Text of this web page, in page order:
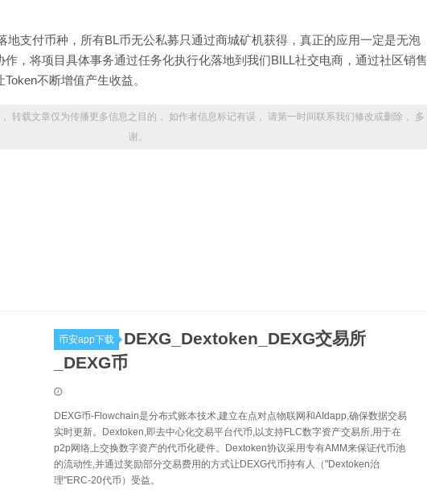
地支付币种，所有BL币无公私募只通过商城矿机获得，真正的应用一定是无泡
，将项目具体事务通过任务化执行化落地到我们BILL社交电商，通过社区销售
不断增值产生收益。
转载文章仅为传播更多信息之目的， 如作者信息标记有误， 请第一时间联系我们修改或删除， 多
谢。
币安app下载
DEXG_Dextoken_DEXG交易所
_DEXG币
DEXG币-Flowchain是分布式账本技术,建立在点对点物联网和AIdapp,确保数据交易
实时更新。Dextoken,即去中心化交易平台代币,以支持FLC数字资产交易所,用于在
p2p网络上交换数字资产的代币化硬件。Dextoken协议采用专有AMM来保证代币池
的流动性,并通过奖励部分交易费用的方式让DEXG代币持有人（"Dextoken治
理"ERC-20代币）受益。